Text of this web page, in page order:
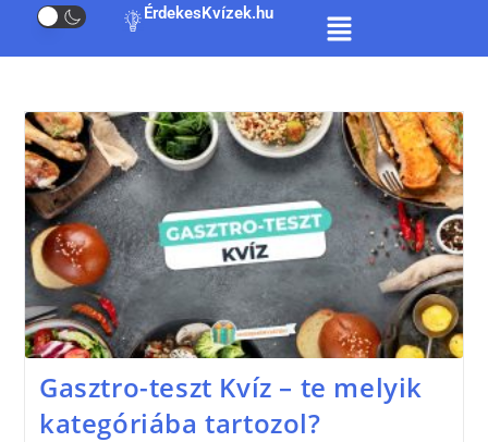
ÉrdekesKvízek.hu
Gasztro-teszt Kvíz – te melyik
kategóriába tartozol?